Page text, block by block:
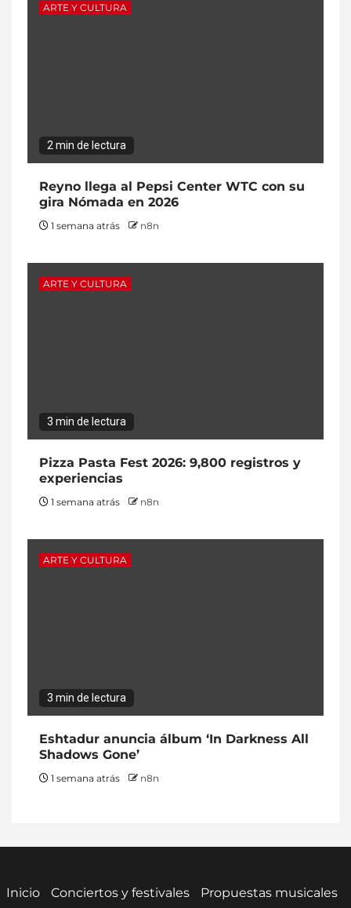
ARTE Y CULTURA
2 min de lectura
Reyno llega al Pepsi Center WTC con su
gira Nómada en 2026
1 semana atrás n8n
ARTE Y CULTURA
3 min de lectura
Pizza Pasta Fest 2026: 9,800 registros y
experiencias
1 semana atrás n8n
ARTE Y CULTURA
3 min de lectura
Eshtadur anuncia álbum ‘In Darkness All
Shadows Gone’
1 semana atrás n8n
Inicio Conciertos y festivales
Propuestas musicales